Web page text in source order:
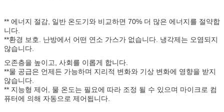
** 에너지 절감, 일반 온도기와 비교하면 70% 더 많은 에너지를 절약합
니다.
**환경 보호. 난방에서 어떤 연소 가스가 없습니다. 냉각제는 오염되지
않습니다.
오존층을 높이고, 사회를 이롭게 합니다.
**물 공급은 언제든 가능하며 지리적 변화와 기상 변화에 영향을 받지
않습니다.
** 지능형 제어, 물 온도는 필요에 따라 조정 될 수 있으며 마이크로 컴
퓨터에 의해 자동으로 제어됩니다.